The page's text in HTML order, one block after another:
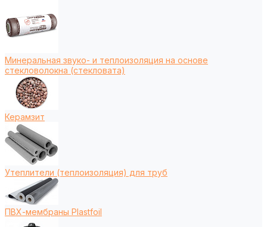
Минеральная звуко- и теплоизоляция на основе
стекловолокна (стекловата)
Керамзит
Утеплители (теплоизоляция) для труб
ПВХ-мембраны Plastfoil